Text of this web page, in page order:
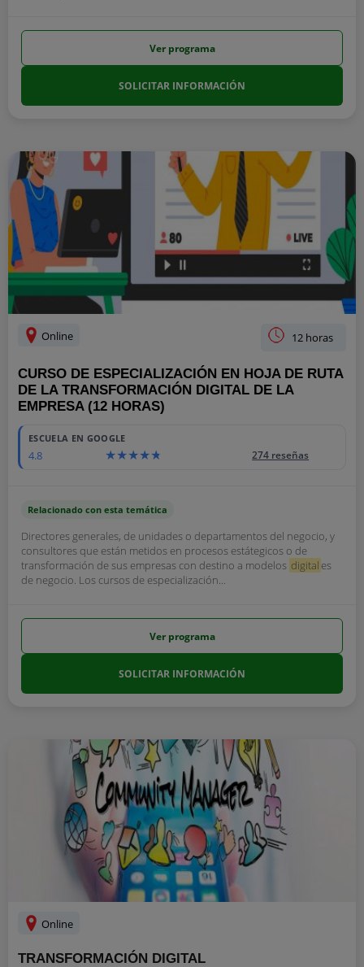
Ver programa
SOLICITAR INFORMACIÓN
Online 12 horas
CURSO DE ESPECIALIZACIÓN EN HOJA DE RUTA
DE LA TRANSFORMACIÓN DIGITAL DE LA
EMPRESA (12 HORAS)
ESCUELA EN GOOGLE
4.8 274 reseñas
Relacionado con esta temática
Directores generales, de unidades o departamentos del negocio, y
consultores que están metidos en procesos estátegicos o de
transformación de sus empresas con destino a modelos digital es
de negocio. Los cursos de especialización...
Ver programa
SOLICITAR INFORMACIÓN
Online
TRANSFORMACIÓN DIGITAL